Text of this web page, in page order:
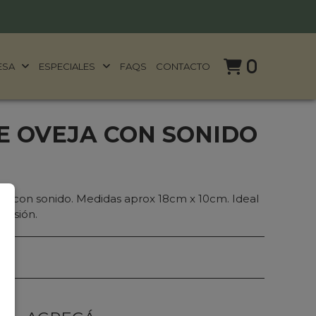
ESPECIALES FAQS CONTACTO 0
OVEJA CON SONIDO
con sonido. Medidas aprox 18cm x 10cm. Ideal